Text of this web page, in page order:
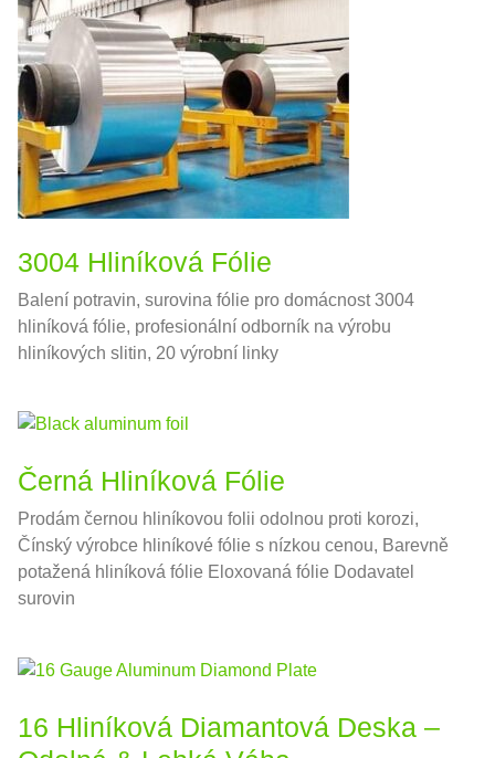
3004 Hliníková Fólie
Balení potravin, surovina fólie pro domácnost 3004
hliníková fólie, profesionální odborník na výrobu
hliníkových slitin, 20 výrobní linky
Černá Hliníková Fólie
Prodám černou hliníkovou folii odolnou proti korozi,
Čínský výrobce hliníkové fólie s nízkou cenou, Barevně
potažená hliníková fólie Eloxovaná fólie Dodavatel
surovin
16 Hliníková Diamantová Deska –